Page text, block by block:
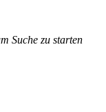
Suche zu starten